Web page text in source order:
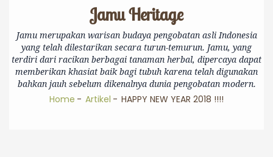
Jamu Heritage
Jamu merupakan warisan budaya pengobatan asli Indonesia
yang telah dilestarikan secara turun-temurun. Jamu, yang
terdiri dari racikan berbagai tanaman herbal, dipercaya dapat
memberikan khasiat baik bagi tubuh karena telah digunakan
bahkan jauh sebelum dikenalnya dunia pengobatan modern.
Home Artikel HAPPY NEW YEAR 2018 !!!!